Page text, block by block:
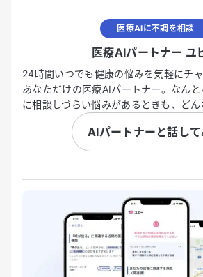
医療AIに不調を相談
医療AIパートナー ユ
24時間いつでも健康の悩みを気軽にチ
あなただけの医療AIパートナー。なん
に相談しづらい悩みがあるときも、ど
AIパートナーと話して